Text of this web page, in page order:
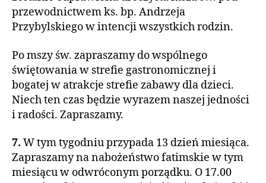
przewodnictwem ks. bp. Andrzeja
Przybylskiego w intencji wszystkich rodzin.
Po mszy św. zapraszamy do wspólnego
świętowania w strefie gastronomicznej i
bogatej w atrakcje strefie zabawy dla dzieci.
Niech ten czas będzie wyrazem naszej jedności
i radości. Zapraszamy.
7. W tym tygodniu przypada 13 dzień miesiąca.
Zapraszamy na nabożeństwo fatimskie w tym
miesiącu w odwróconym porządku. O 17.00